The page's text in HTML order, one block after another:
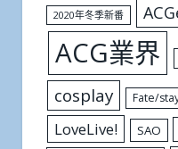
2020年冬季新番
ACG業界
cosplay Fate/
LoveLive! SAO